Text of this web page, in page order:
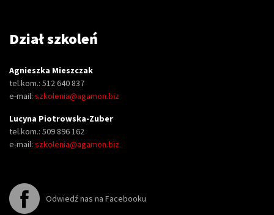
Dział szkoleń
Agnieszka Mieszczak
tel.kom.: 512 640 837
e-mail: szkolenia@agamon.biz
Lucyna Piotrowska-Zuber
tel.kom.: 509 896 162
e-mail: szkolenia@agamon.biz
Odwiedź nas na Facebooku